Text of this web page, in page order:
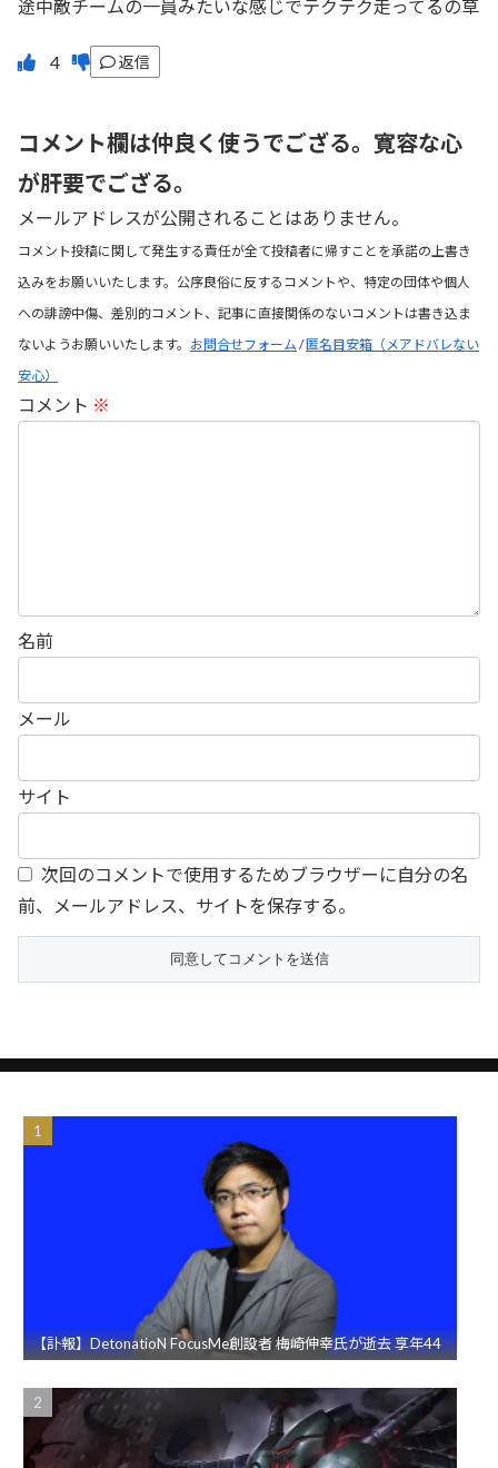
途中敵チームの一員みたいな感じでテクテク走ってるの草
返信
コメント欄は仲良く使うでござる。寛容な心
が肝要でござる。
メールアドレスが公開されることはありません。
コメント投稿に関して発生する責任が全て投稿者に帰すことを承諾の上書き
込みをお願いいたします。公序良俗に反するコメントや、特定の団体や個人
への誹謗中傷、差別的コメント、記事に直接関係のないコメントは書き込ま
ないようお願いいたします。 お問合せフォーム /匿名目安箱（メアドバレない
安心）
コメント ※
名前
メール
サイト
次回のコメントで使用するためブラウザーに自分の名
前、メールアドレス、サイトを保存する。
【訃報】DetonatioN FocusMe創設者 梅崎伸幸氏が逝去 享年44